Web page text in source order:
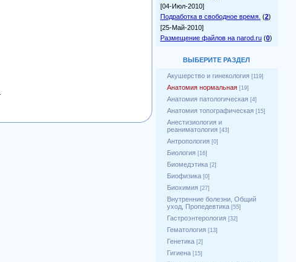
[04-Июл-2010]
Подработка в свободное время. (2)
[25-Май-2010]
Размещение файлов на narod.ru (0)
ВЫБЕРИТЕ РАЗДЕЛ
Акушерство и гинекология [119]
Анатомия нормальная [19]
Анатомия патологическая [4]
Анатомия топографическая [15]
Анестизиология и
реаниматология [43]
Антропология [0]
Биология [16]
Биомедэтика [2]
Биофизика [0]
Биохимия [27]
Внутренние болезни, Общий
уход, Пропедевтика [55]
Гастроэнтерология [32]
Гематология [13]
Генетика [2]
Гигиена [15]